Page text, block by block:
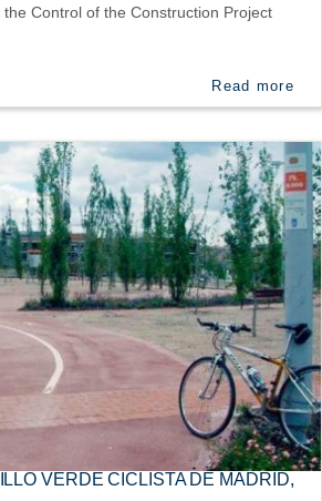
the Control of the Construction Project
Read more
VERDE CICLISTA DE MADRID,